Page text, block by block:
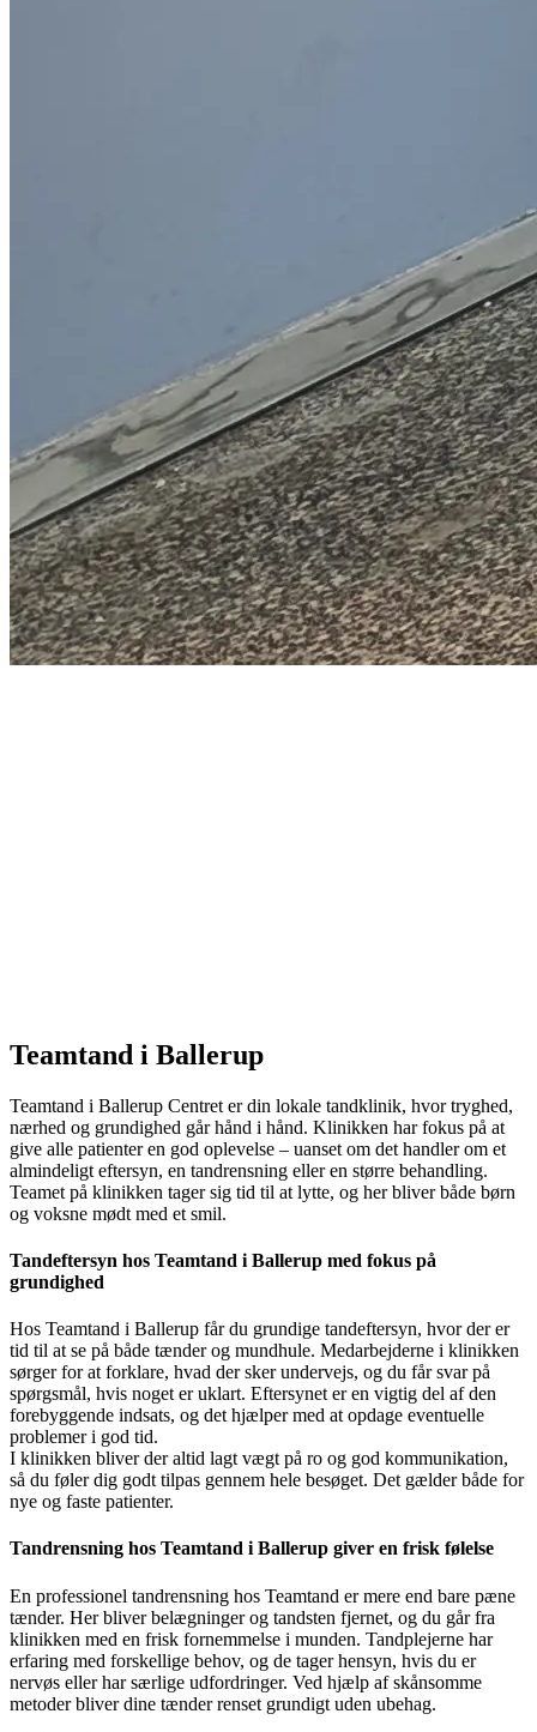
Teamtand i Ballerup
Teamtand i Ballerup Centret er din lokale tandklinik, hvor tryghed,
nærhed og grundighed går hånd i hånd. Klinikken har fokus på at
give alle patienter en god oplevelse – uanset om det handler om et
almindeligt eftersyn, en tandrensning eller en større behandling.
Teamet på klinikken tager sig tid til at lytte, og her bliver både børn
og voksne mødt med et smil.
Tandeftersyn hos Teamtand i Ballerup med fokus på
grundighed
Hos Teamtand i Ballerup får du grundige tandeftersyn, hvor der er
tid til at se på både tænder og mundhule. Medarbejderne i klinikken
sørger for at forklare, hvad der sker undervejs, og du får svar på
spørgsmål, hvis noget er uklart. Eftersynet er en vigtig del af den
forebyggende indsats, og det hjælper med at opdage eventuelle
problemer i god tid.
I klinikken bliver der altid lagt vægt på ro og god kommunikation,
så du føler dig godt tilpas gennem hele besøget. Det gælder både for
nye og faste patienter.
Tandrensning hos Teamtand i Ballerup giver en frisk følelse
En professionel tandrensning hos Teamtand er mere end bare pæne
tænder. Her bliver belægninger og tandsten fjernet, og du går fra
klinikken med en frisk fornemmelse i munden. Tandplejerne har
erfaring med forskellige behov, og de tager hensyn, hvis du er
nervøs eller har særlige udfordringer. Ved hjælp af skånsomme
metoder bliver dine tænder renset grundigt uden ubehag.